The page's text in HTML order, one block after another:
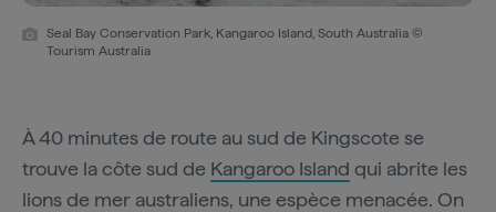
Seal Bay Conservation Park, Kangaroo Island, South Australia ©
Tourism Australia
À 40 minutes de route au sud de Kingscote se
trouve la côte sud de Kangaroo Island qui abrite les
lions de mer australiens, une espèce menacée. On